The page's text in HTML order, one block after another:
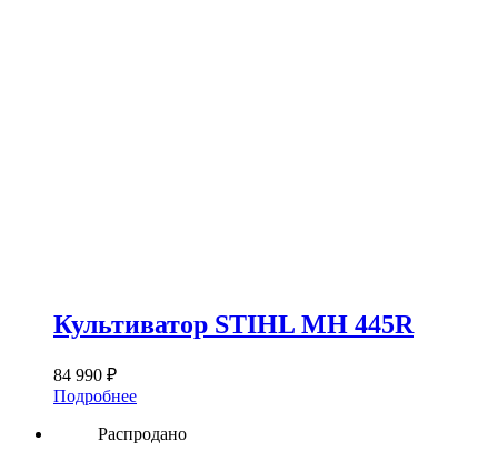
Культиватор STIHL MH 445R
84 990 ₽
Подробнее
Распродано